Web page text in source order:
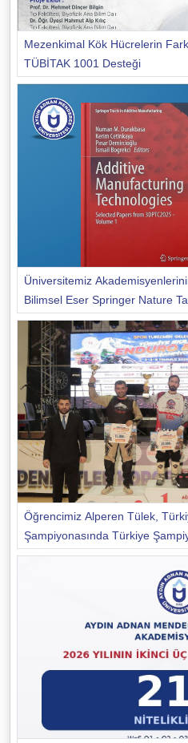
Mezenkimal Kök Hücrelerin
TÜBİTAK 1001 Desteği
Üniversitemiz
Bilimsel Eser Springer Nature
Öğrencimiz Alperen Tülek,
Şampiyonasında Türkiye